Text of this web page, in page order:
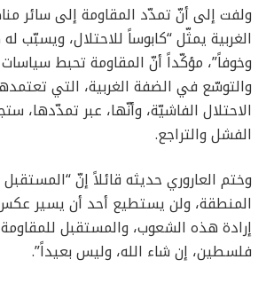
ولفت إلى أنّ تمدّد المقاومة إلى سائر
الغربية يمثّل “كابوساً للاحتلال، ويسبّب
وخوفاً”، مؤكّداً أنّ المقاومة تحبط
والتوسّع في الضفة الغربية، التي
الاحتلال الفاشيّة، وأنّها، عبر تمدّدها،
الفشل والتراجع.
وختم العاروري حديثه قائلاً إنّ
المنطقة، ولن يستطيع أحد أن يسير عكس
إرادة هذه الشعوب، والمستقبل للمقاومة
فلسطين، إن شاء الله، وليس بعيداً”.